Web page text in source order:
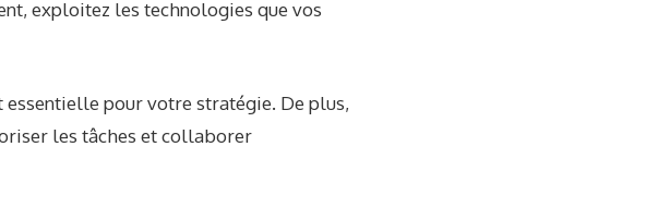
exploitez les technologies que vos
pour votre stratégie. De plus,
les tâches et collaborer